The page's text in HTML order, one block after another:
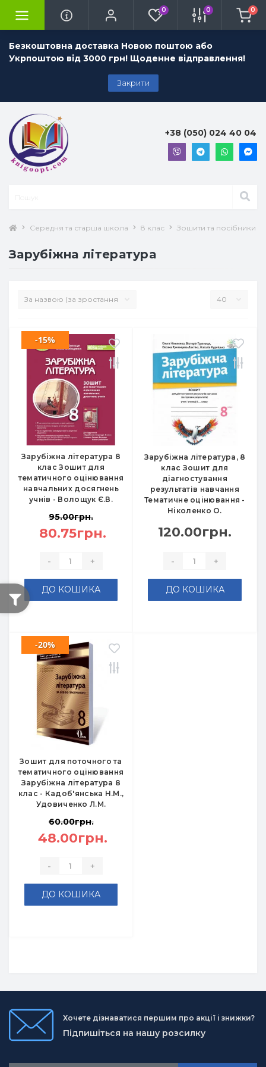
Безкоштовна доставка Новою поштою або
Укрпоштою від 3000 грн! Щоденне відправлення!
Закрити
0 0 0
+38 (050) 024 40 04
Середня та старша школа 8 клас Зошити та посібники 8
Зарубіжна література
Зарубіжна література 8
клас Зошит для
тематичного оцінювання
навчальних досягнень
учнів - Волощук Є.В.
-15%
95.00грн.
80.75грн.
- +
ДО КОШИКА
Зарубіжна література, 8
клас Зошит для
діагностування
результатів навчання
Тематичне оцінювання -
Ніколенко О.
120.00грн.
- +
ДО КОШИКА
Зошит для поточного та
тематичного оцінювання
Зарубіжна література 8
клас - Кадоб'янська Н.М.,
Удовиченко Л.М.
-20%
60.00грн.
48.00грн.
- +
ДО КОШИКА
Хочете дізнаватися першим про акції і знижки?
Підпишіться на нашу розсилку